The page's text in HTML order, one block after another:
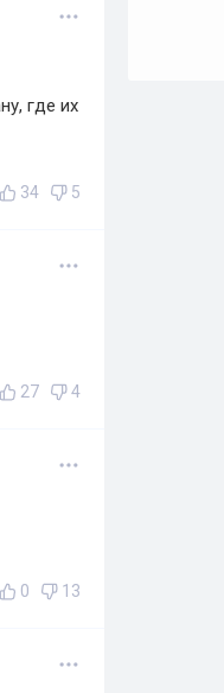
где их
34 5
27 4
0 13